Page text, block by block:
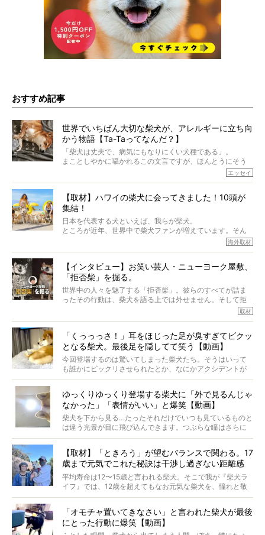
おすすめ記事
世界でいちばん大切な柴犬が、アレルギーに立ち向
かう物語【Ta-Taってなんだ？】
「柴犬は丈夫で、病気にもなりにくい犬種である」。
まことしやかに囁かれるこの文言ですが、ほんとうにそう
でも、いざそれぞれの個体を見ていくと、丈夫で病気にも
なりにくい、とは言えないような気もするのです。
実際に「病気にならない」などということはないし、飼い
主はそのためにやるべきことがある。
今回は、柴犬に関わる方たちすべてに読んで欲しい、ある
語でした。
※文章はご本人の了承を得て編集しています
※画像はすべてイメージです
※この記事は個人の感想であり、効果・効能を示すものではありません
エッセイ
【取材】ハワイの柴犬に会ってきました！10頭が
集結！
日本を代表する犬といえば、我らが柴犬。
ところが近年、世界中で柴犬ファンが増えています。そん
な中「柴犬ライフ」が目をつけたのは、南の楽園ハワイ。
そんな噂を聞きつけ、今回はハワイの柴犬たちを取材して
きました！
海外取材
【インタビュー】お笑い芸人・ニューヨーク屋敷、
「拒否柴」を掘る。
世界中の人々を魅了する「拒否柴」。彼らのすべてが詰ま
ったその行動は、柴犬を語る上では外せません。そして拒
否柴がここまで話題になるのは、“映える”ことも理由のひと
がるのでしょうか。
最近版画製作を始めた、お笑いコンビ「ニューヨーク」の
屋敷裕政さんに、拒否柴を掘っていただきました！ イン
タビューと合わせてご覧ください。
取材
「くっっっさ！」耳をほじった足が臭すぎてビクッ
となる柴犬。最後足を隠してて笑う【動画】
今回登場するのは驚いてしまった柴犬たち。そうはいって
も誰かにビックリさせられたとか、なにかアクシデントが
起きたとか、そういうことが原因ではありません。全ての
ゆっくりゆっくり登場する柴犬に「外で見るんじゃ
なかった」「表情がいい」と爆笑【動画】
柴犬を下から見る…たったそれだけでいつも見ているものと
は違う光景が目に飛び込んできます。つぶらな瞳はさらに
つぶらに見え、モフモフのお顔はさらにモフモフに見えま
【取材】「ときろう」が望むバランスで関わる。17
歳まで元気でこれた秘訣は干渉し過ぎない距離感
#38ときろう
平均寿命は12〜15歳と言われる柴犬。そこで我が『柴犬ラ
イフ』では、12歳を超えてもなお元気な柴犬を、憧れと敬
意を込めて“レジェンド柴”と呼んでいます。 この特集で
ォーカスし、その元気の秘訣や、老犬と暮らすうえで大切
だと思うことを、オーナーさんに語っていただきます。今
「オモチャ置いてきなさい」と言われた柴犬が最後
にとった行動に爆笑【動画】